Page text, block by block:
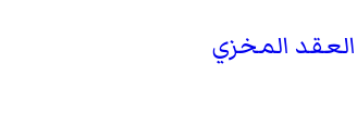
العقد المخزي